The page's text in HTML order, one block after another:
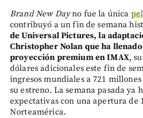
Brand New Dayno fue la única
contribuyó a un fin de semana
de Universal Pictures, la
Christopher Nolan que ha
proyección premium en IMAX,
dólares adicionales este fin de
ingresos mundiales a 721
su estreno. La semana pasada ya
expectativas con una apertura de
Norteamérica.